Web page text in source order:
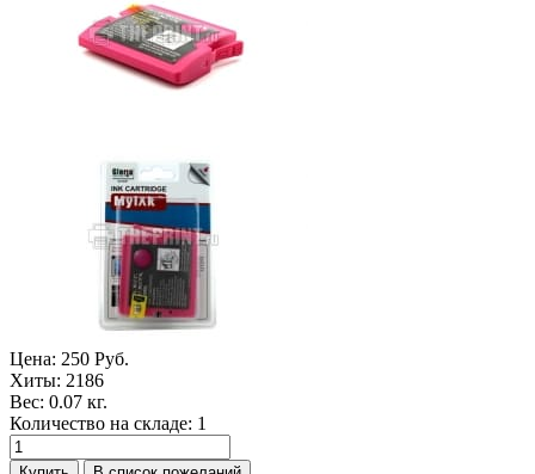
Цена: 250 Руб.
Хиты: 2186
Вес: 0.07 кг.
Количество на складе: 1